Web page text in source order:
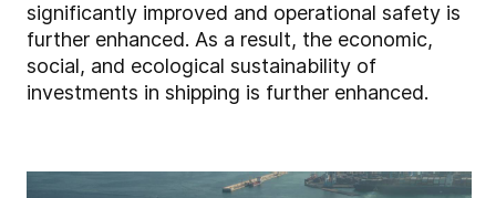
significantly improved and operational safety is
further enhanced. As a result, the economic,
social, and ecological sustainability of
investments in shipping is further enhanced.